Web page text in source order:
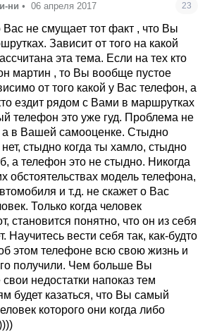
ни • 06 апреля 2017 23
Вас не смущает тот факт , что Вы
Зависит от того на какой
эта тема. Если на тех кто
мартин , то Вы вообще пустое
от того какой у Вас телефон, а
ездит рядом с Вами в маршрутках
телефон это уже гуд. Проблема не
а в Вашей самооценке. Стыдно
нет, стыдно когда ты хамло, стыдно
а телефон это не стыдно. Никогда
обстоятельствах модель телефона,
и т.д. не скажет о Вас
Только когда человек
становится понятно, что он из себя
Научитесь вести себя так, как-будто
этом телефоне всю свою жизнь и
получили. Чем больше Вы
недостатки напоказ тем
будет казаться, что Вы самый
которого они когда либо